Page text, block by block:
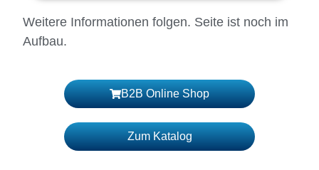
Weitere Informationen folgen. Seite ist noch im
Aufbau.
B2B Online Shop
Zum Katalog